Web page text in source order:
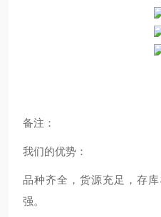
备注：
我们的优势：
品种齐全，货源充足，存
强。